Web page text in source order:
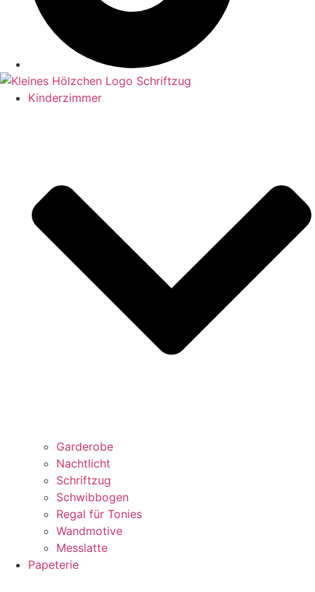
Kinderzimmer
Garderobe
Nachtlicht
Schriftzug
Schwibbogen
Regal für Tonies
Wandmotive
Messlatte
Papeterie